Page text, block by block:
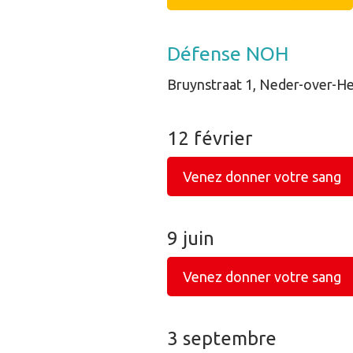
Défense NOH
Bruynstraat 1, Neder-over-
12 février
Venez donner votre sang
9 juin
Venez donner votre sang
3 septembre